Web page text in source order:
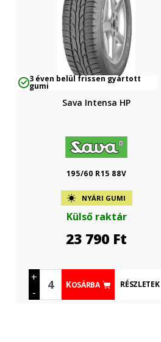
3 éven belül frissen gyártott
gumi
Sava Intensa HP
195/60 R15 88V
NYÁRI GUMI
Külső raktár
23 790 Ft
+
-
KOSÁRBA RÉSZLETEK